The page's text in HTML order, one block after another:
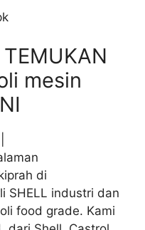
mesin
di
SHELL industri dan
food grade. Kami